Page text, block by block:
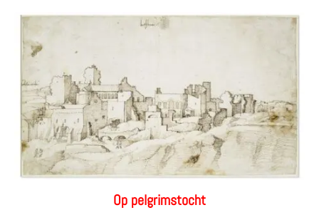
Op pelgrimstocht